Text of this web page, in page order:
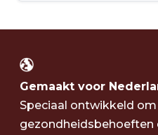
Gemaakt voor
Speciaal ontwikkeld om
gezondheidsbehoeften